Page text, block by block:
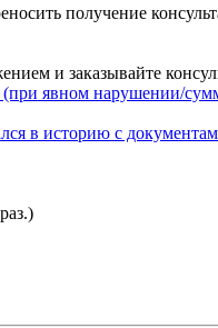
получение
и заказывайте
(при явном нарушении/
в историю с